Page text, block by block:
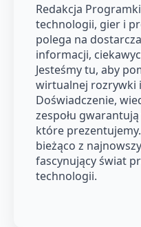
Redakcja
technologii, gier i
polega na
informacji,
Jesteśmy tu, aby
wirtualnej rozrywki
Doświadczenie,
zespołu
które
bieżąco z
fascynujący świat
technologii.